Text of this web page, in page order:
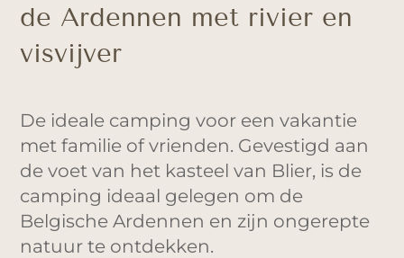
de Ardennen met rivier en
visvijver
De ideale camping voor een vakantie
met familie of vrienden. Gevestigd aan
de voet van het kasteel van Blier, is de
camping ideaal gelegen om de
Belgische Ardennen en zijn ongerepte
natuur te ontdekken.